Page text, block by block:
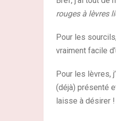
rouges à lèvres
Pour les
vraiment facile
Pour les lèvres,
(déjà) présenté
laisse à désirer !